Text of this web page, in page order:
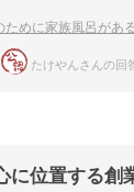
家族風呂がある山中温泉の宿を探しているの
たけやんさんの回
に位置する創